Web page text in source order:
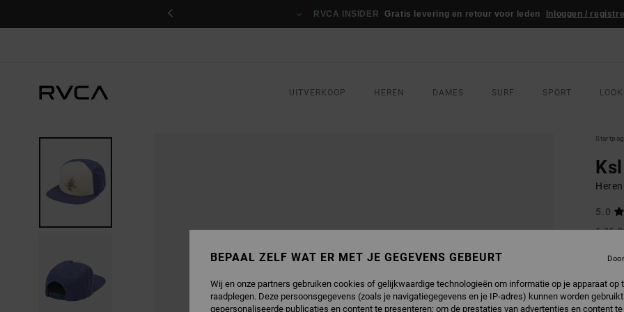
RVCA INSIDER Gratis levering en retour voor leden Inloggen /
UITVERKOOP HEREN DAMES SURF SPORT
Ksl
5.0
€
BEPAAL ZELF WAT ER MET JE GEGEVENS GEBEURT
Wij en onze partners gebruiken cookies of gelijkwaardige technologieën om informatie op je apparaat op
raadplegen. Deze persoonsgegevens (zoals je navigatiegegevens en je IP-adres) kunnen worden
gepersonaliseerde publicaties en content te presenteren; om de prestaties van advertenties en content